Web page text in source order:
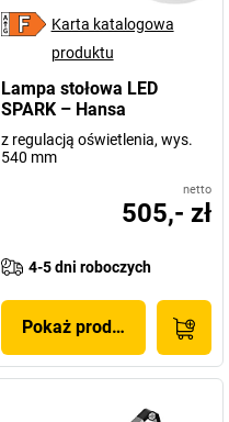
Karta katalogowa
produktu
Lampa stołowa LED
SPARK – Hansa
z regulacją oświetlenia, wys.
540 mm
netto
505,- zł
4-5 dni roboczych
Pokaż produkt